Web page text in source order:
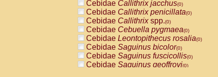
CercopithecidaeMacaca fuscata
CercopithecidaeMacaca maura
CercopithecidaeMacaca mulatta
CercopithecidaeMacaca nemestrina
CercopithecidaeMacaca nigra(0)
CercopithecidaeMacaca radiata
CercopithecidaeMacaca silenus
CercopithecidaeMacaca sinica
Cebidae Callithrix jacchus(0)
Cebidae Callithrix penicillata(0)
Cebidae Callithrixspp.(0)
Cebidae Cebuella pygmaea(0)
Cebidae Leontopithecus rosalia(0)
Cebidae Saguinus bicolor(0)
Cebidae Saguinus fuscicollis(0)
Cebidae Saguinus geoffroyi(0)